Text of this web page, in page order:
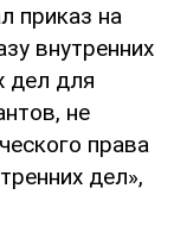
приказ на
внутренних
дел для
не
права
дел»,